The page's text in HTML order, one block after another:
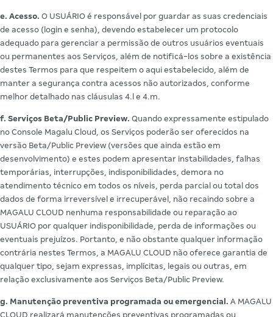
e. Acesso. O USUÁRIO é responsável por guardar as suas credenciais
de acesso (login e senha), devendo estabelecer um protocolo
adequado para gerenciar a permissão de outros usuários eventuais
ou permanentes aos Serviços, além de notificá-los sobre a existência
destes Termos para que respeitem o aqui estabelecido, além de
manter a segurança contra acessos não autorizados, conforme
melhor detalhado nas cláusulas 4.l e 4.m.
f. Serviços Beta/Public Preview. Quando expressamente estipulado
no Console Magalu Cloud, os Serviços poderão ser oferecidos na
versão Beta/Public Preview (versões que ainda estão em
desenvolvimento) e estes podem apresentar instabilidades, falhas
temporárias, interrupções, indisponibilidades, demora no
atendimento técnico em todos os níveis, perda parcial ou total dos
dados de forma irreversível e irrecuperável, não recaindo sobre a
MAGALU CLOUD nenhuma responsabilidade ou reparação ao
USUÁRIO por qualquer indisponibilidade, perda de informações ou
eventuais prejuízos. Portanto, e não obstante qualquer informação
contrária nestes Termos, a MAGALU CLOUD não oferece garantia de
qualquer tipo, sejam expressas, implícitas, legais ou outras, em
relação exclusivamente aos Serviços Beta/Public Preview.
g. Manutenção preventiva programada ou emergencial. A MAGALU
CLOUD realizará manutenções preventivas programadas ou